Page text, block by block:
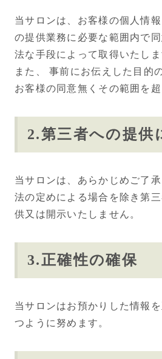
当サロンは、お客様の個人情
の提供業務に必要な範囲内で
法な手段によって取得いたしま
また、 事前にお伝えした目的
お客様の同意無くその範囲を
2.第三者への提供
当サロンは、あらかじめご了
法の定めによる場合を除き第
供又は開示いたしません。
3.正確性の確保
当サロンはお預かりした情報
つように努めます。